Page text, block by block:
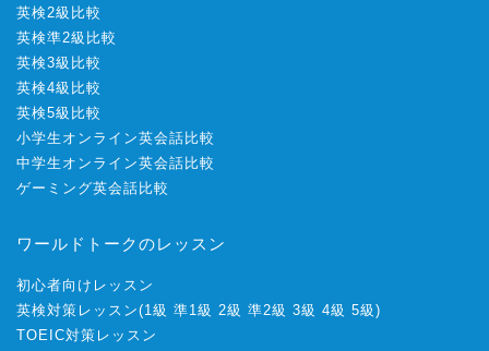
英検2級比較
英検準2級比較
英検3級比較
英検4級比較
英検5級比較
小学生オンライン英会話比較
中学生オンライン英会話比較
ゲーミング英会話比較
ワールドトークのレッスン
初心者向けレッスン
英検対策レッスン(1級 準1級 2級 準2級 3級 4級 5級 )
TOEIC対策レッスン